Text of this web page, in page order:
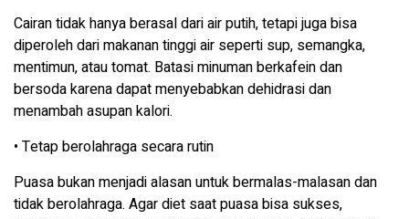
Cairan tidak hanya berasal dari air putih, tetapi juga bisa
diperoleh dari makanan tinggi air seperti sup, semangka,
mentimun, atau tomat. Batasi minuman berkafein dan
bersoda karena dapat menyebabkan dehidrasi dan
menambah asupan kalori.
• Tetap berolahraga secara rutin
Puasa bukan menjadi alasan untuk bermalas-malasan dan
tidak berolahraga. Agar diet saat puasa bisa sukses,